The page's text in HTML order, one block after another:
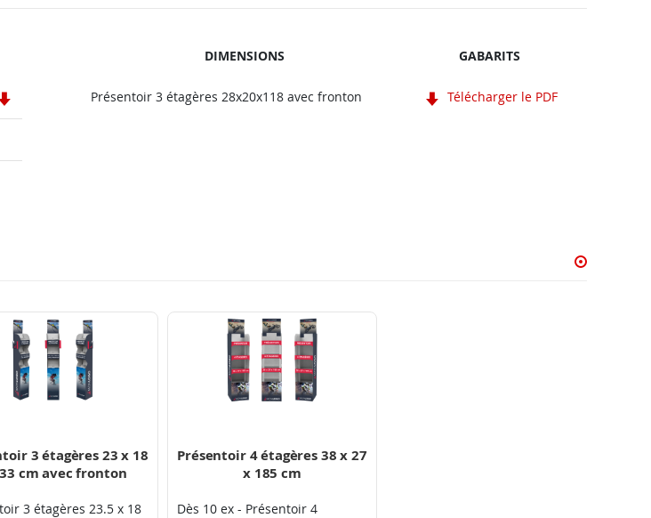
DIMENSIONS GABARITS
Présentoir 3 étagères 28x20x118 avec fronton Télécharger le PDF
3 étagères 23 x 18
cm avec fronton
3 étagères 23.5 x 18
Présentoir 4 étagères 38 x 27
x 185 cm
Dès 10 ex - Présentoir 4